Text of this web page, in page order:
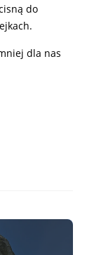
do
dla nas